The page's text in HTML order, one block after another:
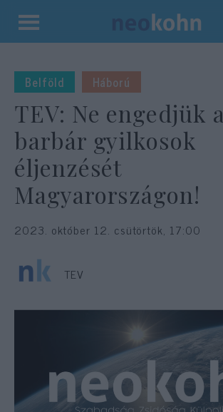
Kilépés
tartalomba
Belföld Háború
TEV: Ne engedjük a
barbár gyilkosok
éljenzését
Magyarországon!
2023. október 12. csütörtök, 17:00
TEV